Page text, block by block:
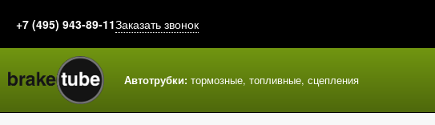
+7 (495) 943-89-11Заказать звонок
Автотрубки: тормозные, топливные, сцепления